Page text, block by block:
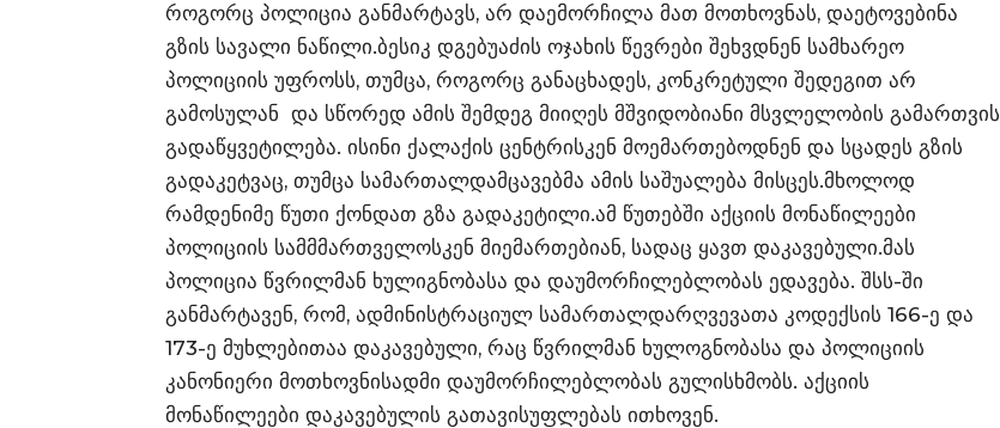
როგორც პოლიცია განმარტავს, არ დაემორჩილა მათ მოთხოვნას, დაეტოვებინა
გზის სავალი ნაწილი.ბესიკ დგებუაძის ოჯახის წევრები შეხვდნენ სამხარეო
პოლიციის უფროსს, თუმცა, როგორც განაცხადეს, კონკრეტული შედეგით არ
გამოსულან და სწორედ ამის შემდეგ მიიღეს მშვიდობიანი მსვლელობის გამართვის
გადაწყვეტილება. ისინი ქალაქის ცენტრისკენ მოემართებოდნენ და სცადეს გზის
გადაკეტვაც, თუმცა სამართალდამცავებმა ამის საშუალება მისცეს.მხოლოდ
რამდენიმე წუთი ქონდათ გზა გადაკეტილი.ამ წუთებში აქციის მონაწილეები
პოლიციის სამმმართველოსკენ მიემართებიან, სადაც ყავთ დაკავებული.მას
პოლიცია წვრილმან ხულიგნობასა და დაუმორჩილებლობას ედავება. შსს-ში
განმარტავენ, რომ, ადმინისტრაციულ სამართალდარღვევათა კოდექსის 166-ე და
173-ე მუხლებითაა დაკავებული, რაც წვრილმან ხულოგნობასა და პოლიციის
კანონიერი მოთხოვნისადმი დაუმორჩილებლობას გულისხმობს. აქციის
მონაწილეები დაკავებულის გათავისუფლებას ითხოვენ.